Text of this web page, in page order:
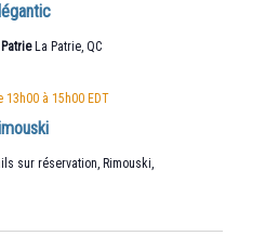
La Patrie, QC
13h00à 15h00 EDT
sur réservation, Rimouski,